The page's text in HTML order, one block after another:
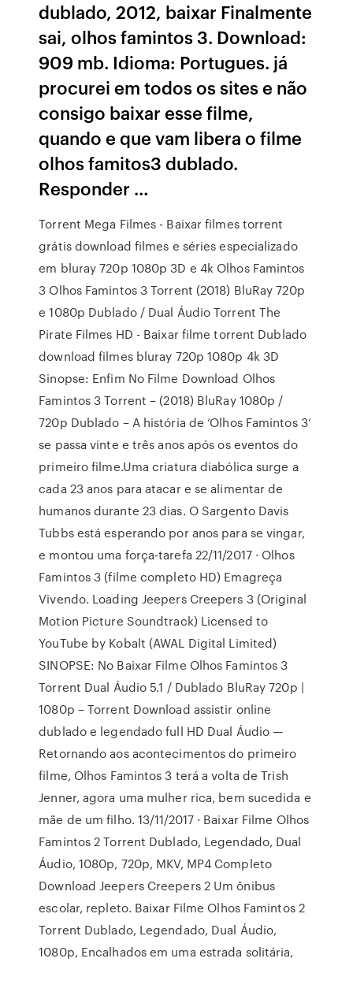
dublado, 2012, baixar Finalmente
sai, olhos famintos 3. Download:
909 mb. Idioma: Portugues. já
procurei em todos os sites e não
consigo baixar esse filme,
quando e que vam libera o filme
olhos famitos3 dublado.
Responder …
Torrent Mega Filmes - Baixar filmes torrent
grátis download filmes e séries especializado
em bluray 720p 1080p 3D e 4k Olhos Famintos
3 Olhos Famintos 3 Torrent (2018) BluRay 720p
e 1080p Dublado / Dual Áudio Torrent The
Pirate Filmes HD - Baixar filme torrent Dublado
download filmes bluray 720p 1080p 4k 3D
Sinopse: Enfim No Filme Download Olhos
Famintos 3 Torrent – (2018) BluRay 1080p /
720p Dublado – A história de ‘Olhos Famintos 3‘
se passa vinte e três anos após os eventos do
primeiro filme.Uma criatura diabólica surge a
cada 23 anos para atacar e se alimentar de
humanos durante 23 dias. O Sargento Davis
Tubbs está esperando por anos para se vingar,
e montou uma força-tarefa 22/11/2017 · Olhos
Famintos 3 (filme completo HD) Emagreça
Vivendo. Loading Jeepers Creepers 3 (Original
Motion Picture Soundtrack) Licensed to
YouTube by Kobalt (AWAL Digital Limited)
SINOPSE: No Baixar Filme Olhos Famintos 3
Torrent Dual Áudio 5.1 / Dublado BluRay 720p |
1080p – Torrent Download assistir online
dublado e legendado full HD Dual Áudio —
Retornando aos acontecimentos do primeiro
filme, Olhos Famintos 3 terá a volta de Trish
Jenner, agora uma mulher rica, bem sucedida e
mãe de um filho. 13/11/2017 · Baixar Filme Olhos
Famintos 2 Torrent Dublado, Legendado, Dual
Áudio, 1080p, 720p, MKV, MP4 Completo
Download Jeepers Creepers 2 Um ônibus
escolar, repleto. Baixar Filme Olhos Famintos 2
Torrent Dublado, Legendado, Dual Áudio,
1080p, Encalhados em uma estrada solitária,